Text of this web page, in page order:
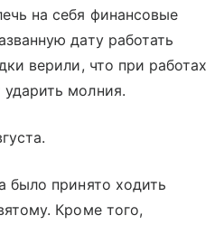
на себя финансовые
дату работать
верили, что при работах
молния.
было принято ходить
Кроме того,